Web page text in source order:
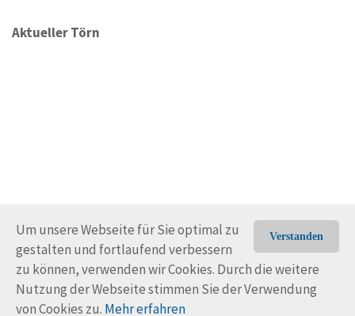
Verstanden
Um unsere Webseite für Sie optimal zu
gestalten und fortlaufend verbessern
zu können, verwenden wir Cookies. Durch die weitere
Nutzung der Webseite stimmen Sie der Verwendung
von Cookies zu. Mehr erfahren
Aktueller Törn
© Trans-Ocean e.V. 2010-2026 Impressum
Nutzungsbedingungen
Rechtliche Hinweise